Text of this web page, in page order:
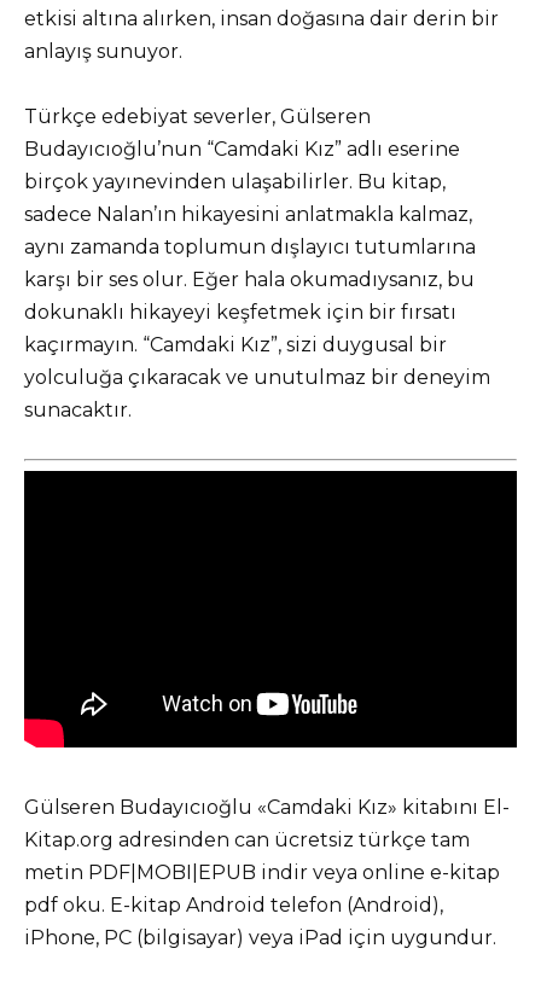
etkisi altına alırken, insan doğasına dair derin bir
anlayış sunuyor.
Türkçe edebiyat severler, Gülseren
Budayıcıoğlu’nun “Camdaki Kız” adlı eserine
birçok yayınevinden ulaşabilirler. Bu kitap,
sadece Nalan’ın hikayesini anlatmakla kalmaz,
aynı zamanda toplumun dışlayıcı tutumlarına
karşı bir ses olur. Eğer hala okumadıysanız, bu
dokunaklı hikayeyi keşfetmek için bir fırsatı
kaçırmayın. “Camdaki Kız”, sizi duygusal bir
yolculuğa çıkaracak ve unutulmaz bir deneyim
sunacaktır.
Gülseren Budayıcıoğlu «Camdaki Kız» kitabını El-
Kitap.org adresinden can ücretsiz türkçe tam
metin PDF|MOBI|EPUB indir veya online e-kitap
pdf oku. E-kitap Android telefon (Android),
iPhone, PC (bilgisayar) veya iPad için uygundur.